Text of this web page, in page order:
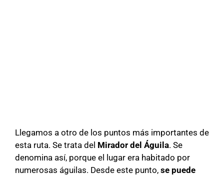
Llegamos a otro de los puntos más importantes de
esta ruta. Se trata del Mirador del Águila. Se
denomina así, porque el lugar era habitado por
numerosas águilas. Desde este punto, se puede